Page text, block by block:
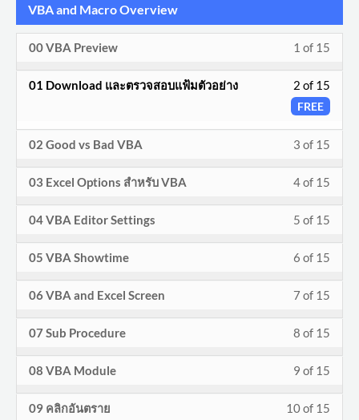
VBA and Macro Overview
1 of 15
00 VBA Preview
of
15
You
enroll
in
this
2 of 15
FREE
01 Download และตรวจสอบแฟ้มตัวอย่าง
2
15
3 of 15
02 Good vs Bad VBA
of
15
and
You
enroll
in
this
4 of 15
03 Excel Options สำหรับ VBA
of
15
and
You
enroll
in
this
5 of 15
04 VBA Editor Settings
of
15
and
You
enroll
in
this
6 of 15
05 VBA Showtime
of
15
and
You
enroll
in
this
7 of 15
06 VBA and Excel Screen
of
15
You
enroll
in
this
8 of 15
07 Sub Procedure
of
15
You
enroll
in
this
9 of 15
08 VBA Module
of
You
enroll
10 of 15
09 คลิกอันตราย
You